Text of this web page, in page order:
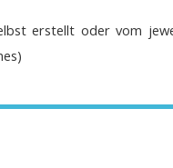
erstellt oder vom